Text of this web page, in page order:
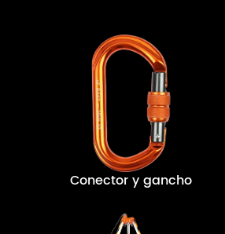
Conector y gancho